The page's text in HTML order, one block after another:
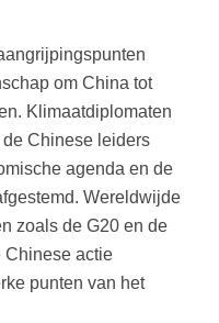
om China tot
Klimaatdiplomaten
Chinese leiders
agenda en de
Wereldwijde
zoals de G20 en de
Chinese actie
punten van het